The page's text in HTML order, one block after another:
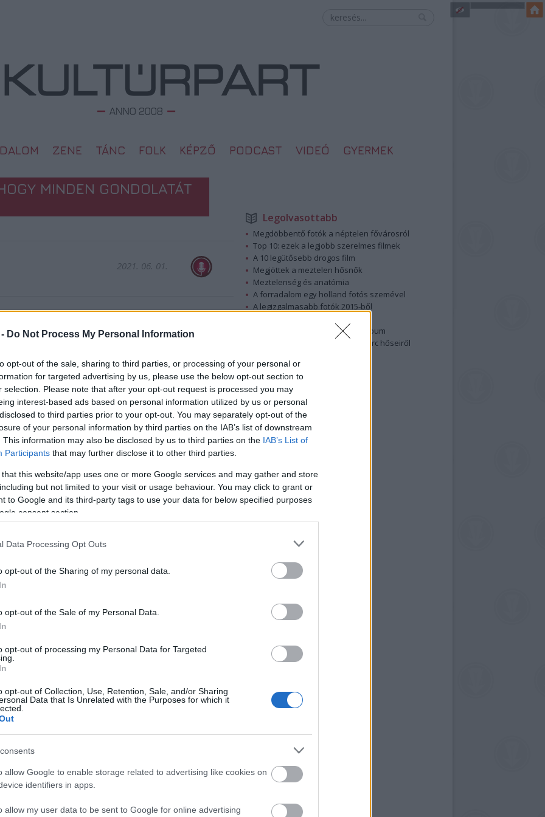
Do Not Process My Personal Information
opt-out of the sale, sharing to third parties, or processing of your personal or
for targeted advertising by us, please use the below opt-out section to
selection. Please note that after your opt-out request is processed you may
interest-based ads based on personal information utilized by us or personal
to third parties prior to your opt-out. You may separately opt-out of the
of your personal information by third parties on the IAB’s list of downstream
This information may also be disclosed by us to third parties on the IAB’s List of
Participants that may further disclose it to other third parties.
that this website/app uses one or more Google services and may gather and store
but not limited to your visit or usage behaviour. You may click to grant or
to Google and its third-party tags to use your data for below specified purposes
consent section.
Data Processing Opt Outs
opt-out of the Sharing of my personal data.
opt-out of the Sale of my Personal Data.
opt-out of processing my Personal Data for Targeted
opt-out of Collection, Use, Retention, Sale, and/or Sharing
Data that Is Unrelated with the Purposes for which it
allow Google to enable storage related to advertising like cookies on
identifiers in apps.
allow my user data to be sent to Google for online advertising
ZENE TÁNC FOLK KÉPZŐ PODCAST VIDEÓ GYERMEK
MINDEN GONDOLATÁT
2021. 06. 01.
SZFE-n, de már hatalmas színészi rutinnal
Enikőről is beszélgettünk vele.
Judit, Mészáros Máté és Börcsök Olivér
adásában hangzott el 2021 június 2-án, a
Legolvasottabb
Megdöbbentő fotók a néptelen fővárosról
Top 10: ezek a legjobb szerelmes filmek
A 10 legütősebb drogos film
Megjöttek a meztelen hősnők
Meztelenség és anatómia
A forradalom egy holland fotós szemével
A legizgalmasabb fotók 2015-ből
Készülőben a nagy meztelen album
Nézd meg a 48-as szabadságharc hőseiről
Hírlevél feliratkozás